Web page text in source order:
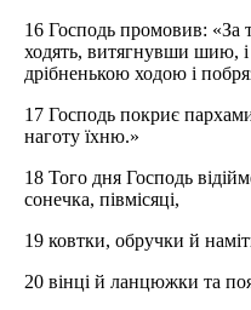
16 Господь промовив: «За
ходять, витягнувши шию,
дрібненькою ходою і
17 Господь покриє
наготу їхню.»
18 Того дня Господь
сонечка, півмісяці,
19 ковтки, обручки й
20 вінці й ланцюжки та